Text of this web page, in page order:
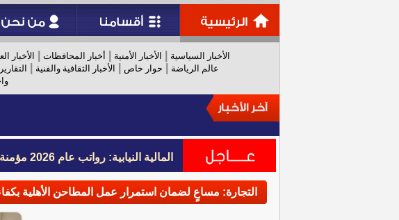
الأخبار السياسية الأخبار الأمنية أخبار المحافظات الأخبار
عالم الرياضة
حوار خاص الأخبار الثقافية والفنية التقارير
المالية النيابية: رواتب عام 2026 مؤمنة
المالية النيابية: رواتب عام 2026 مؤمنة
التجارة: مساعٍ لضمان استمرار عمل المطاحن الأهلية